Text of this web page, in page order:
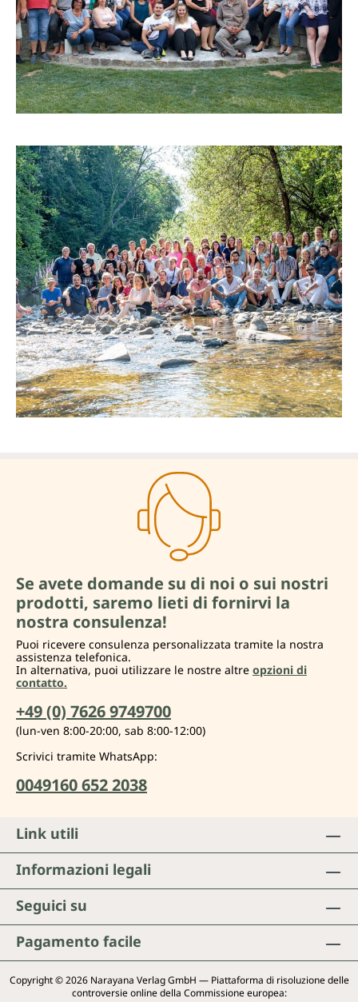
Se avete domande su di noi o sui nostri
prodotti, saremo lieti di fornirvi la
nostra consulenza!
Puoi ricevere consulenza personalizzata tramite la nostra
assistenza telefonica.
In alternativa, puoi utilizzare le nostre altre opzioni di
contatto.
+49 (0) 7626 9749700
(lun-ven 8:00-20:00, sab 8:00-12:00)
Scrivici tramite WhatsApp:
0049160 652 2038
Seguici su
Pagamento facile
Link utili
Informazioni legali
Copyright © 2026 Narayana Verlag GmbH — Piattaforma di risoluzione delle
controversie online della Commissione europea: